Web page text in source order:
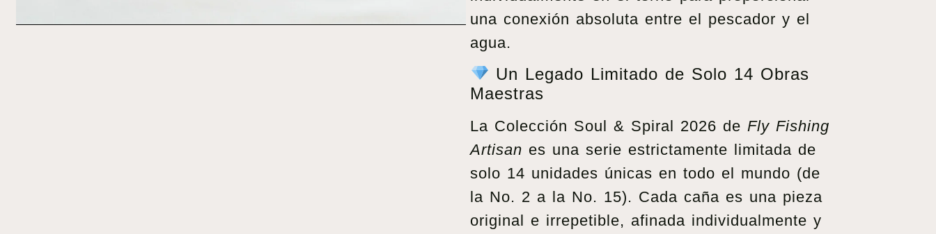
una conexión absoluta entre el pescador y el
agua.
Un Legado Limitado de Solo 14 Obras
Maestras
La Colección Soul & Spiral 2026 de Fly Fishing
Artisan es una serie estrictamente limitada de
solo 14 unidades únicas en todo el mundo (de
la No. 2 a la No. 15). Cada caña es una pieza
original e irrepetible, afinada individualmente y